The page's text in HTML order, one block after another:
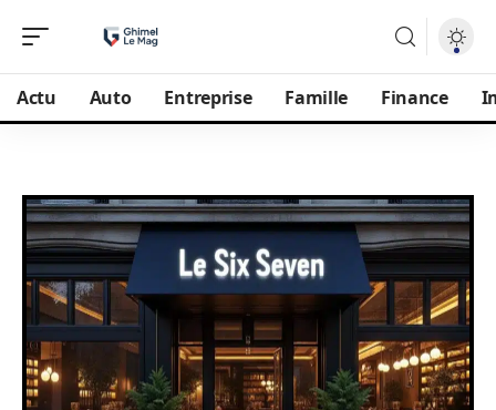
Actu Auto Entreprise Famille Finance